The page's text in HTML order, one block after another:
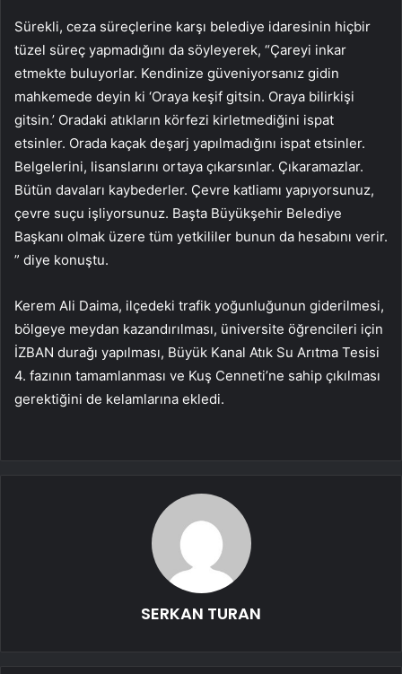
Sürekli, ceza süreçlerine karşı belediye idaresinin hiçbir
tüzel süreç yapmadığını da söyleyerek, “Çareyi inkar
etmekte buluyorlar. Kendinize güveniyorsanız gidin
mahkemede deyin ki ‘Oraya keşif gitsin. Oraya bilirkişi
gitsin.’ Oradaki atıkların körfezi kirletmediğini ispat
etsinler. Orada kaçak deşarj yapılmadığını ispat etsinler.
Belgelerini, lisanslarını ortaya çıkarsınlar. Çıkaramazlar.
Bütün davaları kaybederler. Çevre katliamı yapıyorsunuz,
çevre suçu işliyorsunuz. Başta Büyükşehir Belediye
Başkanı olmak üzere tüm yetkililer bunun da hesabını verir.
” diye konuştu.
Kerem Ali Daima, ilçedeki trafik yoğunluğunun giderilmesi,
bölgeye meydan kazandırılması, üniversite öğrencileri için
İZBAN durağı yapılması, Büyük Kanal Atık Su Arıtma Tesisi
4. fazının tamamlanması ve Kuş Cenneti’ne sahip çıkılması
gerektiğini de kelamlarına ekledi.
SERKAN TURAN